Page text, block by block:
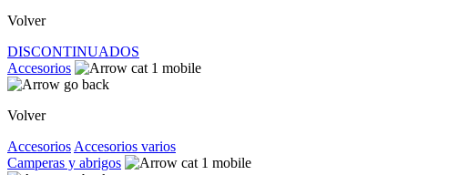
Volver
DISCONTINUADOS
Accesorios
Volver
Accesorios Accesorios varios
Camperas y abrigos